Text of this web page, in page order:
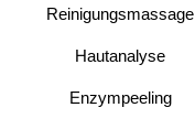
Reinigungsmassage
Hautanalyse
Enzympeeling